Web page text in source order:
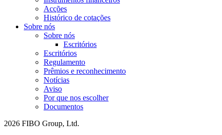
Acções
Histórico de cotações
Sobre nós
Sobre nós
Escritórios
Escritórios
Regulamento
Prêmios e reconhecimento
Notícias
Aviso
Por que nos escolher
Documentos
2026 FIBO Group, Ltd.